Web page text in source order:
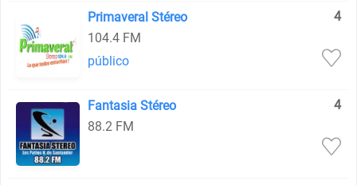
Primaveral Stéreo
4
104.4 FM
público
Fantasia Stéreo
4
88.2 FM